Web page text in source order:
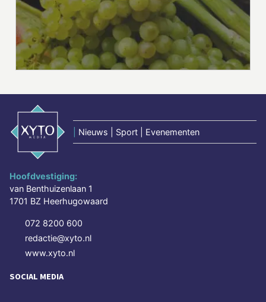
Nieuws | Sport | Evenementen
Hoofdvestiging:
van Benthuizenlaan 1
1701 BZ Heerhugowaard
072 8200 600
redactie@xyto.nl
www.xyto.nl
SOCIAL MEDIA